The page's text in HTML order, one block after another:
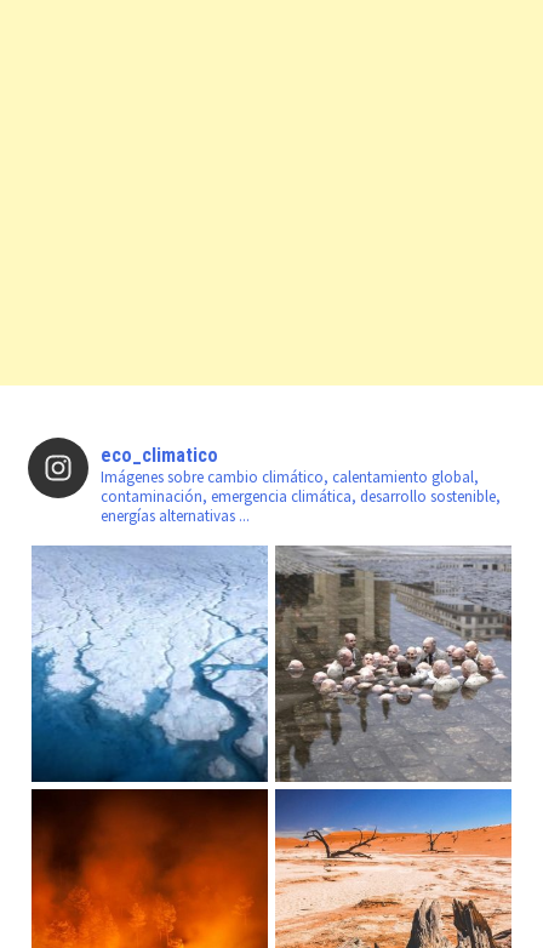
eco_climatico
Imágenes sobre cambio climático, calentamiento global,
contaminación, emergencia climática, desarrollo sostenible,
energías alternativas ...